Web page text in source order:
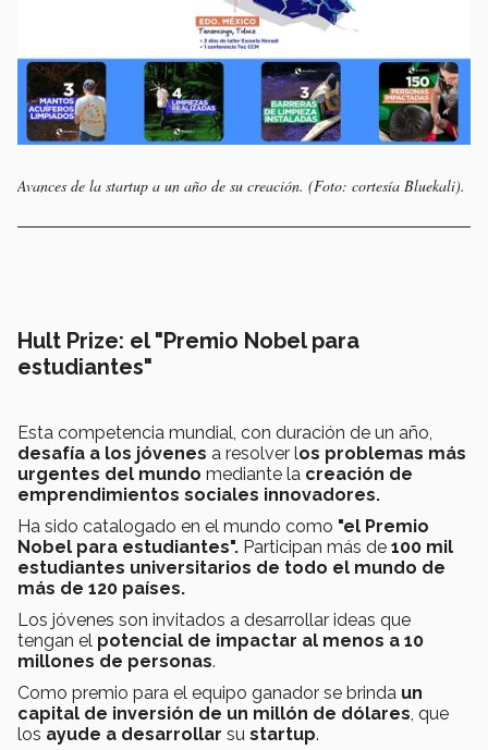
Avances de la startup a un año de su creación. (Foto: cortesía Bluekali).
Hult Prize: el "Premio Nobel para
estudiantes"
Esta competencia mundial, con duración de un año,
desafía a los jóvenes a resolver los problemas más
urgentes del mundo mediante la creación de
emprendimientos sociales innovadores.
Ha sido catalogado en el mundo como "el Premio
Nobel para estudiantes". Participan más de 100 mil
estudiantes universitarios de todo el mundo de
más de 120 países.
Los jóvenes son invitados a desarrollar ideas que
tengan el potencial de impactar al menos a 10
millones de personas.
Como premio para el equipo ganador se brinda un
capital de inversión de un millón de dólares , que
los ayude a desarrollar su startup.